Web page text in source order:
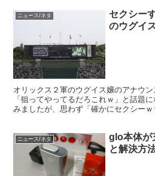
ニュース/ネタ
セクシー
のウグイ
オリックス２軍のウグイス嬢のアナウン
「狙ってやってるだろこれｗ」と話題
みましたが、思わず「確かにセクシーｗ
ニュース/ネタ
glo本体が
と解決方